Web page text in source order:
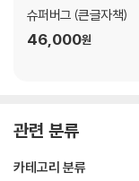
7장. 생체시계를 존중하라
인간은 야행성 동물이
우리는 햇빛으로 만들어
누군가를 죽이고 싶다면
위험한 야식
슈퍼버그 (큰글자책)
46,000원
관련 분류
카테고리 분류